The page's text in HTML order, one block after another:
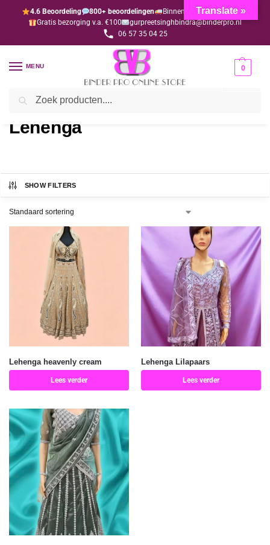
4.6 Beoordeling 800+ beoordelingen
Binnen 1-3 dagen geleverd
Gratis bezorging v.a. €100
gurpreetsinghbindra@binderpro.nl
06 57 35 04 25
MENU 0
Home Kleding / Kleding dames
Lehenga
SHOW FILTERS
Lehenga heavenly cream
Lees verder
Lehenga Lilapaars
Lees verder
Translate »